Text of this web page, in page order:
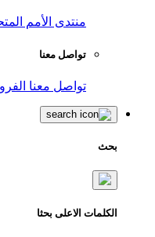
منتدى الأمم
تواصل معنا
تواصل معنا
بحث
الكلمات الاعلى بحثا